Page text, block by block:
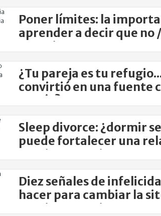
Poner límites: la
aprender a decir que no
Atencio
¿Tu pareja es tu
convirtió en una fuente
estrés?
Sleep divorce: ¿dormir
puede fortalecer una
Romina Atencio
Diez señales de
hacer para cambiar la
Romina Atencio